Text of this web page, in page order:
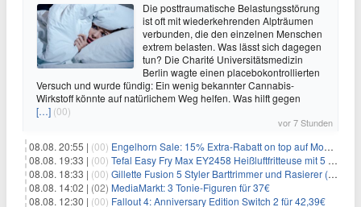
Die posttraumatische Belastungsstörung
ist oft mit wiederkehrenden Alpträumen
verbunden, die den einzelnen Menschen
extrem belasten. Was lässt sich dagegen
tun? Die Charité Universitätsmedizin
Berlin wagte einen placebokontrollierten
Versuch und wurde fündig: Ein wenig bekannter Cannabis-
Wirkstoff könnte auf natürlichem Weg helfen. Was hilft gegen
[…] (00)
vor 7 Stunden
08.08. 20:55 | (00) Engelhorn Sale: 15% Extra-Rabatt on top auf Mode- und Sport-Artikel
08.08. 19:33 | (00) Tefal Easy Fry Max EY2458 Heißluftfritteuse mit 5 Litern für 64,99€
08.08. 18:33 | (00) Gillette Fusion 5 Styler Barttrimmer und Rasierer (All in One) für 16€
08.08. 14:02 | (02) MediaMarkt: 3 Tonie-Figuren für 37€
08.08. 12:30 | (00) Fallout 4: Anniversary Edition Switch 2 für 42,39€